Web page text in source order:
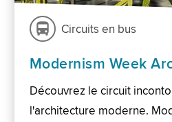
Circuits en bus
Modernism Week
Découvrez le circuit
l'architecture moderne.